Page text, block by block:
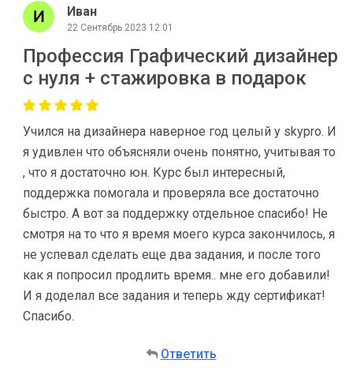
Иван
22 Сентябрь 2023 12:01
Профессия Графический дизайнер
с нуля + стажировка в подарок
Учился на дизайнера наверное год целый у skypro. И
я удивлен что объясняли очень понятно, учитывая то
, что я достаточно юн. Курс был интересный,
поддержка помогала и проверяла все достаточно
быстро. А вот за поддержку отдельное спасибо! Не
смотря на то что я время моего курса закончилось, я
не успевал сделать еще два задания, и после того
как я попросил продлить время.. мне его добавили!
И я доделал все задания и теперь жду сертификат!
Спасибо.
Ответить